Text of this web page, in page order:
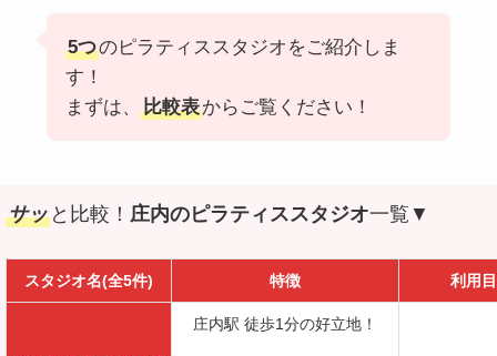
5つのピラティススタジオをご紹介しま
す！
まずは、
比較表からご覧ください！
サッ と比較！ 庄内のピラティススタジオ一覧▼
スタジオ名(全5件) 特徴 利用
庄内駅 徒歩1分の好立地！